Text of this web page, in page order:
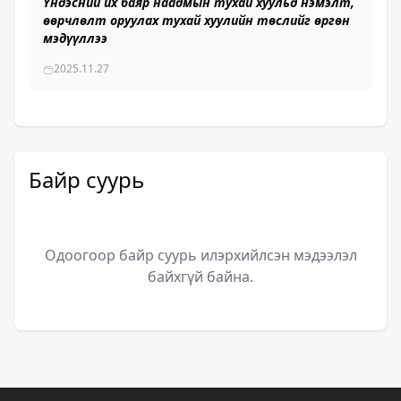
өөрчлөлт оруулах тухай хуулийн төслийг өргөн
мэдүүллээ
2025.11.27
Байр суурь
Одоогоор байр суурь илэрхийлсэн мэдээлэл
байхгүй байна.